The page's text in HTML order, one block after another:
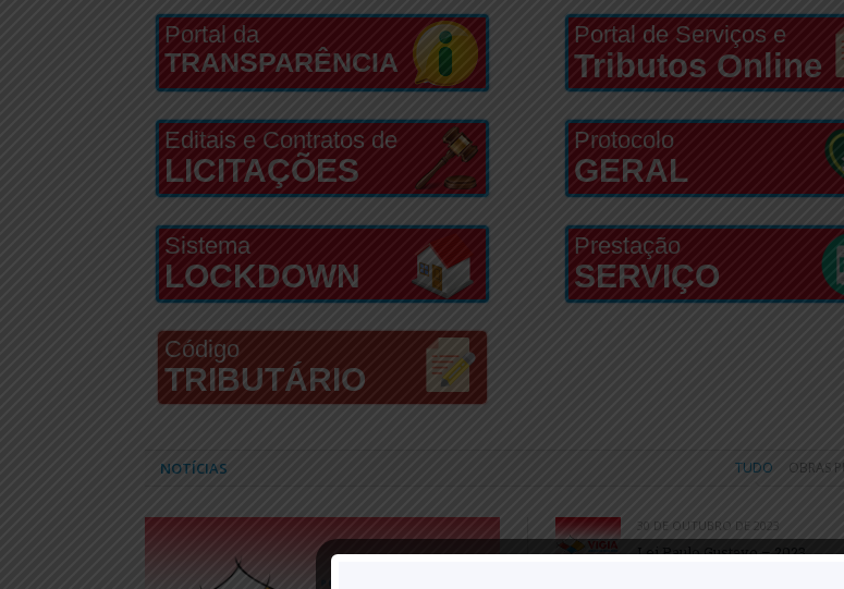
Portal da
TRANSPARÊNCIA
Editais e Contratos de
LICITAÇÕES
Sistema
LOCKDOWN
Código
TRIBUTÁRIO
Portal de Serviços e
Tributos Online
Protocolo
GERAL
Prestação
SERVIÇO
NOTÍCIAS TUDO OBRAS
30 DE OUTUBRO DE 2023
Lei Paulo Gustavo – 2023